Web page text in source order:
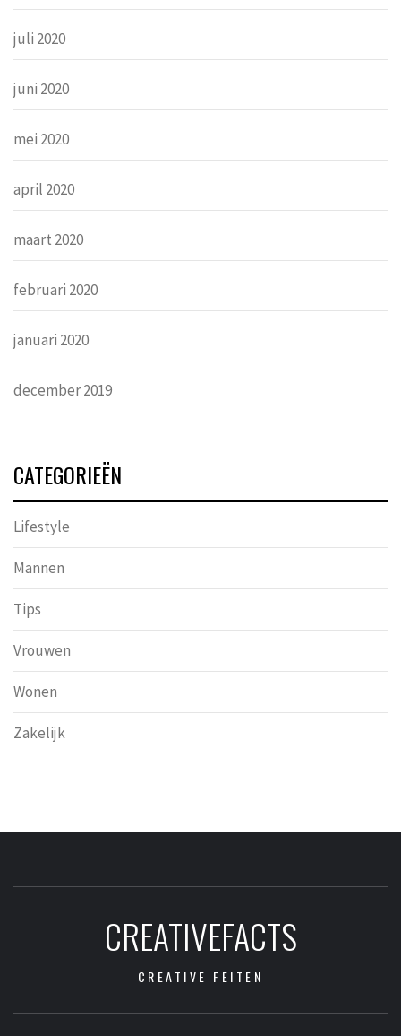
juli 2020
juni 2020
mei 2020
april 2020
maart 2020
februari 2020
januari 2020
december 2019
CATEGORIEËN
Lifestyle
Mannen
Tips
Vrouwen
Wonen
Zakelijk
CREATIVEFACTS
CREATIVE FEITEN